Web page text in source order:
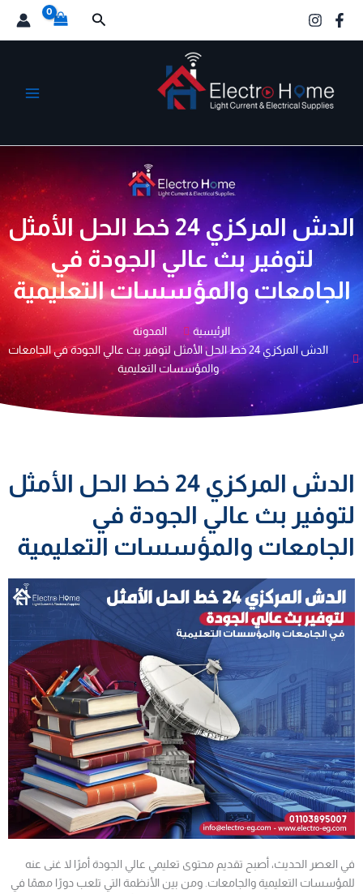
البحث
الدش المركزي 24 خط الحل الأمثل
لتوفير بث عالي الجودة في
الجامعات والمؤسسات التعليمية
الرئيسية
المدونة
الدش المركزي 24 خط الحل الأمثل لتوفير بث عالي الجودة في الجامعات
والمؤسسات التعليمية
الدش المركزي 24 خط الحل الأمثل
لتوفير بث عالي الجودة في
الجامعات والمؤسسات التعليمية
في العصر الحديث، أصبح تقديم محتوى تعليمي عالي الجودة أمرًا لا غنى عنه
للمؤسسات التعليمية والجامعات. ومن بين الأنظمة التي تلعب دورًا مهمًا في